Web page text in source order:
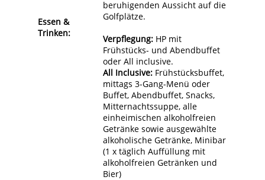
Essen &
Trinken:
beruhigenden Aussicht auf die
Golfplätze.
Verpflegung: HP mit
Frühstücks- und Abendbuffet
oder All inclusive.
All Inclusive: Frühstücksbuffet,
mittags 3-Gang-Menü oder
Buffet, Abendbuffet, Snacks,
Mitternachtssuppe, alle
einheimischen alkoholfreien
Getränke sowie ausgewählte
alkoholische Getränke, Minibar
(1 x täglich Auffüllung mit
alkoholfreien Getränken und
Bier)